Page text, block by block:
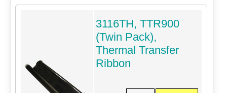
3116TH, TTR900
(Twin Pack),
Thermal Transfer
Ribbon